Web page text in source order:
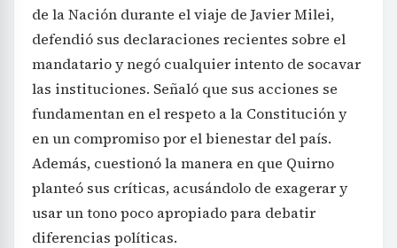
de la Nación durante el viaje de Javier Milei,
defendió sus declaraciones recientes sobre el
mandatario y negó cualquier intento de socavar
las instituciones. Señaló que sus acciones se
fundamentan en el respeto a la Constitución y
en un compromiso por el bienestar del país.
Además, cuestionó la manera en que Quirno
planteó sus críticas, acusándolo de exagerar y
usar un tono poco apropiado para debatir
diferencias políticas.